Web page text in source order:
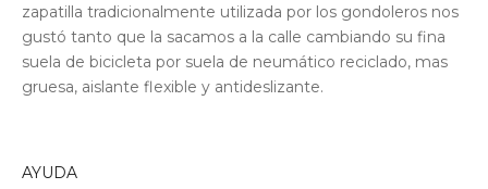
zapatilla tradicionalmente utilizada por los gondoleros nos
gustó tanto que la sacamos a la calle cambiando su fina
suela de bicicleta por suela de neumático reciclado, mas
gruesa, aislante flexible y antideslizante.
AYUDA